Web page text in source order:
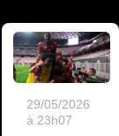
29/05/2026
à 23h07